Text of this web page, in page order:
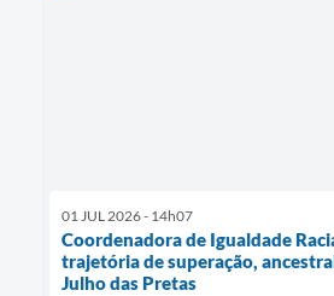
01 JUL 2026 - 14h07
Coordenadora de Igualdade
trajetória de superação,
Julho das Pretas